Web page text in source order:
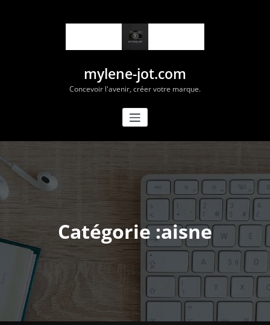
mylene-jot.com
Concevoir l'avenir, créer votre marque.
Catégorie :aisne